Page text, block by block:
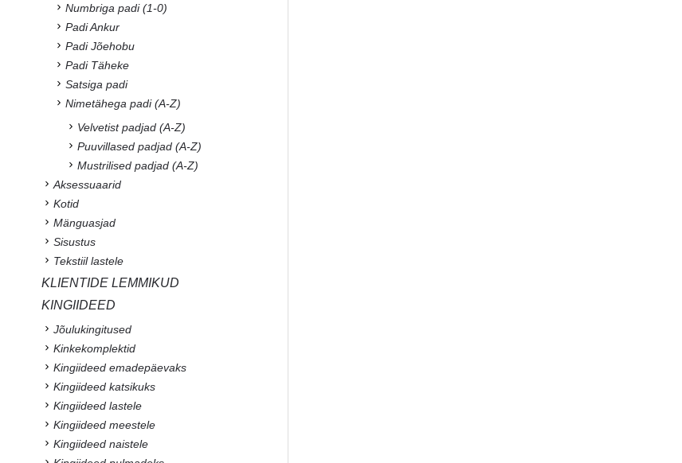
Numbriga padi (1-0)
Padi Ankur
Padi Jõehobu
Padi Täheke
Satsiga padi
Nimetähega padi (A-Z)
Velvetist padjad (A-Z)
Puuvillased padjad (A-Z)
Mustrilised padjad (A-Z)
Aksessuaarid
Kotid
Mänguasjad
Sisustus
Tekstiil lastele
KLIENTIDE LEMMIKUD
KINGIIDEED
Jõulukingitused
Kinkekomplektid
Kingiideed emadepäevaks
Kingiideed katsikuks
Kingiideed lastele
Kingiideed meestele
Kingiideed naistele